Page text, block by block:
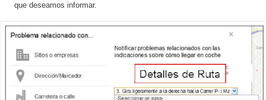
que deseamos informar.